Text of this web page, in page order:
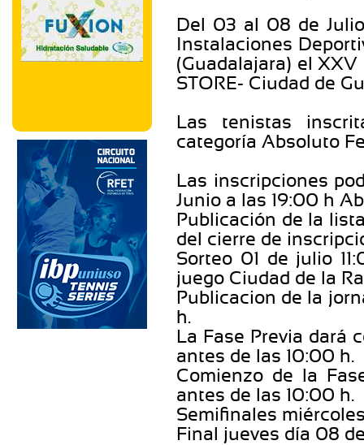
Del 03 al 08 de
Instalaciones
(Guadalajara) el
STORE- Ciudad de
Las tenistas
categoría Absoluto
Las inscripciones
Junio a las 19:00 h
Publicación de la
del cierre de
Sorteo 01 de julio
juego Ciudad de la
Publicacion de la
h.
La Fase Previa dará
antes de las 10:00 h.
Comienzo de la
antes de las 10:00 h.
Semifinales
Final jueves día 08